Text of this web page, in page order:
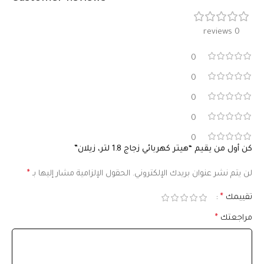
0 reviews
0
0
0
0
0
كن أول من يقيم “هيتر كهربائي زجاج 1.8 لتر، زيلان”
لن يتم نشر عنوان بريدك الإلكتروني. الحقول الإلزامية مشار إليها بـ *
تقييمك *
مراجعتك *